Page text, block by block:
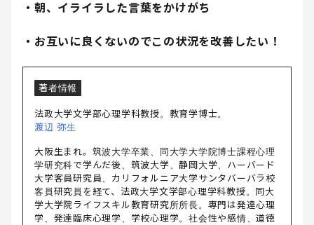
・朝、イライラした言葉をかけがち
・お互いに良くないのでこの状況を改善したい！
著者情報
法政大学文学部心理学科教授。教育学博士。
渡辺 弥生
大阪生まれ。筑波大学卒業、同大学大学院博士課程心理
学研究科で学んだ後、筑波大学、静岡大学、ハーバード
大学客員研究員、カリフォルニア大学サンタバーバラ校
客員研究員を経て、法政大学文学部心理学科教授。同大
学大学院ライフスキル教育研究所所長。専門は発達心理
学、発達臨床心理学、学校心理学。社会性や感情、道徳